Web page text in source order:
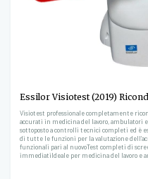
Essilor Visiotest (2019)
Visiotest professionale completamente
accurati in medicina del lavoro, ambulatori
sottoposto a controlli tecnici completi ed è
di tutte le funzioni per la valutazione
funzionali pari al nuovoTest completi di
immediatiIdeale per medicina del lavoro e